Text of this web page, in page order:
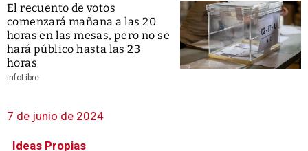
El recuento de votos
comenzará mañana a las 20
horas en las mesas, pero no se
hará público hasta las 23
horas
infoLibre
7 de junio de 2024
Ideas Propias